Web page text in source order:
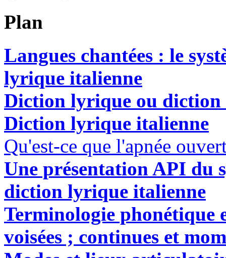
Plan
Langues chantées : le
lyrique italienne
Diction lyrique ou
Diction lyrique italienne
Qu'est-ce que l'apnée
Une présentation API du
diction lyrique italienne
Terminologie phonétique
voisées ; continues et